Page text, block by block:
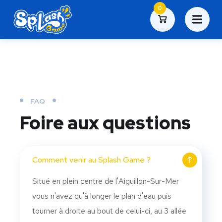
0
FAQ
Foire aux questions
Comment venir au Splash Game ?
Situé en plein centre de l'Aiguillon-Sur-Mer
vous n'avez qu'à longer le plan d'eau puis
tourner à droite au bout de celui-ci, au 3 allée